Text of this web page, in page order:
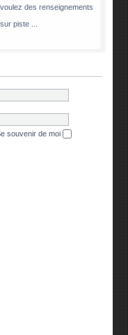
des renseignements
piste ...
souvenir de moi